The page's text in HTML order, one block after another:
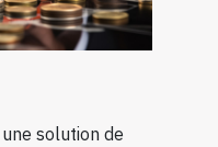
solution de